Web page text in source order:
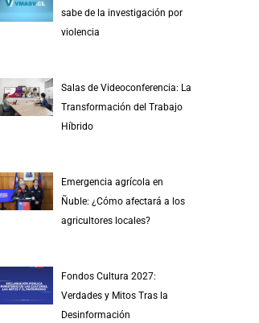
sabe de la investigación por
violencia
Salas de Videoconferencia: La
Transformación del Trabajo
Híbrido
Emergencia agrícola en
Ñuble: ¿Cómo afectará a los
agricultores locales?
Fondos Cultura 2027:
Verdades y Mitos Tras la
Desinformación